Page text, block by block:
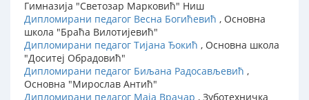
Гимназија "Светозар Марковић" Ниш
Дипломирани педагог Весна Богићевић , Основна
школа "Браћа Вилотијевић"
Дипломирани педагог Тијана Ђокић , Основна школа
"Доситеј Обрадовић"
Дипломирани педагог Биљана Радосављевић ,
Основна "Мирослав Антић"
Дипломирани педагог Маја Врачар , Зуботехничка